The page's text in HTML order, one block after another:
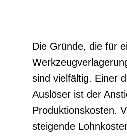
Die Gründe, die für
sind vielfältig. Einer
Auslöser ist der
Produktionskosten.
steigende